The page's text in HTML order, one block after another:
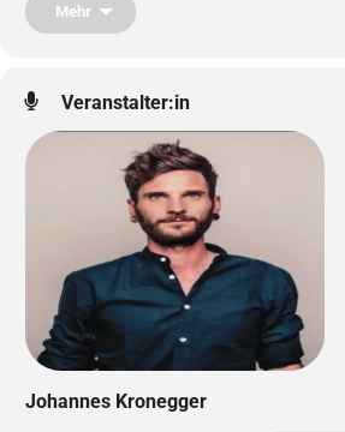
Die Liegekonzerte sind keine klassischen
unterstützen dabei auch die
kann sich lösen, und Körper und Geist finden
Ruhe.
Gerade in unserer schnelllebigen Zeit schaffen
Eintauchens und der Gelassenheit.
Einlass 30 Minuten vor Konzertbeginn um 19 Uhr.
Mehr
Veranstalter:in
Johannes Kronegger